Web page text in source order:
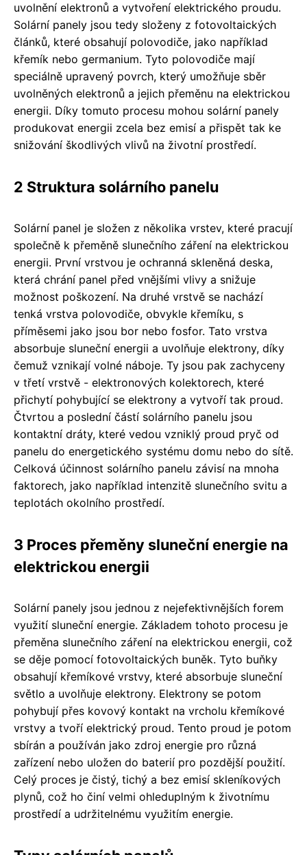
uvolnění elektronů a vytvoření elektrického proudu.
Solární panely jsou tedy složeny z fotovoltaických
článků, které obsahují polovodiče, jako například
křemík nebo germanium. Tyto polovodiče mají
speciálně upravený povrch, který umožňuje sběr
uvolněných elektronů a jejich přeměnu na elektrickou
energii. Díky tomuto procesu mohou solární panely
produkovat energii zcela bez emisí a přispět tak ke
snižování škodlivých vlivů na životní prostředí.
2 Struktura solárního panelu
Solární panel je složen z několika vrstev, které pracují
společně k přeměně slunečního záření na elektrickou
energii. První vrstvou je ochranná skleněná deska,
která chrání panel před vnějšími vlivy a snižuje
možnost poškození. Na druhé vrstvě se nachází
tenká vrstva polovodiče, obvykle křemíku, s
příměsemi jako jsou bor nebo fosfor. Tato vrstva
absorbuje sluneční energii a uvolňuje elektrony, díky
čemuž vznikají volné náboje. Ty jsou pak zachyceny
v třetí vrstvě - elektronových kolektorech, které
přichytí pohybující se elektrony a vytvoří tak proud.
Čtvrtou a poslední částí solárního panelu jsou
kontaktní dráty, které vedou vzniklý proud pryč od
panelu do energetického systému domu nebo do sítě.
Celková účinnost solárního panelu závisí na mnoha
faktorech, jako například intenzitě slunečního svitu a
teplotách okolního prostředí.
3 Proces přeměny sluneční energie na
elektrickou energii
Solární panely jsou jednou z nejefektivnějších forem
využití sluneční energie. Základem tohoto procesu je
přeměna slunečního záření na elektrickou energii, což
se děje pomocí fotovoltaických buněk. Tyto buňky
obsahují křemíkové vrstvy, které absorbuje sluneční
světlo a uvolňuje elektrony. Elektrony se potom
pohybují přes kovový kontakt na vrcholu křemíkové
vrstvy a tvoří elektrický proud. Tento proud je potom
sbírán a používán jako zdroj energie pro různá
zařízení nebo uložen do baterií pro pozdější použití.
Celý proces je čistý, tichý a bez emisí skleníkových
plynů, což ho činí velmi ohleduplným k životnímu
prostředí a udržitelnému využitím energie.